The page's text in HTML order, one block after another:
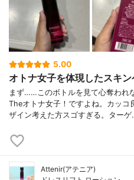
5.00
オトナ女子を体現したスキン
まず……このボトルを見て心奪われ
Theオトナ女子！ですよね。カッコ
ザイン考えた方スゴすぎる。ター
Attenir(アテニア)